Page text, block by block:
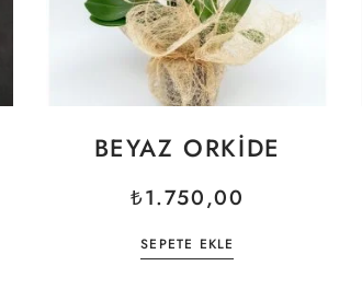
BEYAZ ORKIDE
₺1.750,00
SEPETE EKLE